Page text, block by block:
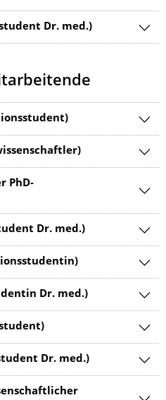
Dr. med.)
PhD-
Dr. med.)
Dr. med.)
Dr. med.)